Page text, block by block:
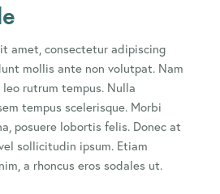
amet, consectetur adipiscing
mollis ante non volutpat. Nam
rutrum tempus. Nulla
tempus scelerisque. Morbi
posuere lobortis felis. Donec at
sollicitudin ipsum. Etiam
a rhoncus eros sodales ut.